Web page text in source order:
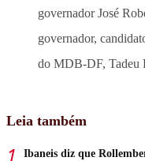
governador José
governador,
do MDB-DF, Tadeu
Leia também
Ibaneis diz que